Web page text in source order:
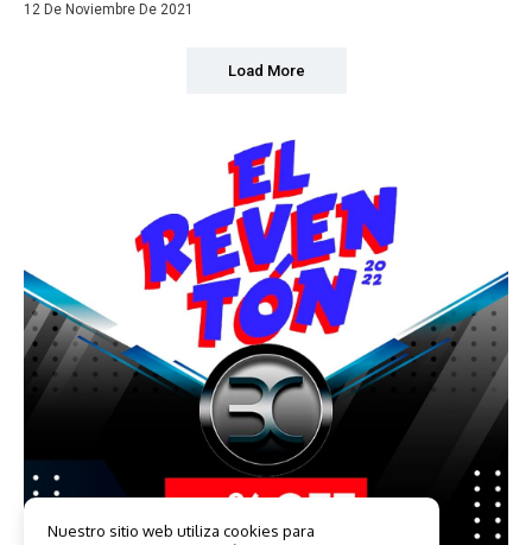
12 De Noviembre De 2021
Load More
Nuestro sitio web utiliza cookies para